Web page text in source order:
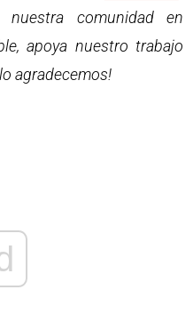
comunidad en
apoya nuestro trabajo
lo agradecemos!